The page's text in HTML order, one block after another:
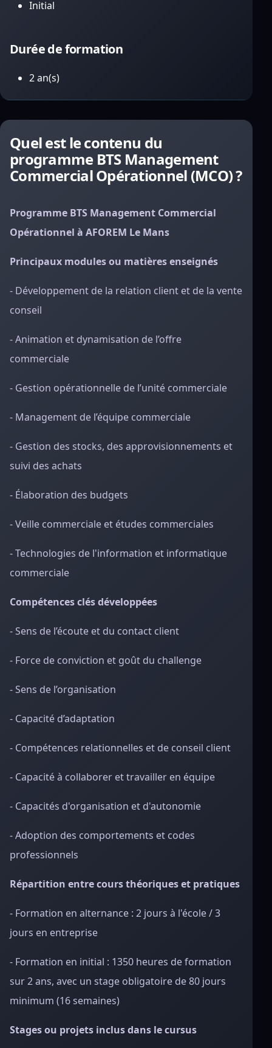
Initial
Durée de formation
2 an(s)
Quel est le contenu du
programme BTS Management
Commercial Opérationnel (MCO) ?
Programme BTS Management Commercial
Opérationnel à AFOREM Le Mans
Principaux modules ou matières enseignés
- Développement de la relation client et de la vente
conseil
- Animation et dynamisation de l’offre
commerciale
- Gestion opérationnelle de l’unité commerciale
- Management de l’équipe commerciale
- Gestion des stocks, des approvisionnements et
suivi des achats
- Élaboration des budgets
- Veille commerciale et études commerciales
- Technologies de l'information et informatique
commerciale
Compétences clés développées
- Sens de l’écoute et du contact client
- Force de conviction et goût du challenge
- Sens de l’organisation
- Capacité d’adaptation
- Compétences relationnelles et de conseil client
- Capacité à collaborer et travailler en équipe
- Capacités d'organisation et d'autonomie
- Adoption des comportements et codes
professionnels
Répartition entre cours théoriques et pratiques
- Formation en alternance : 2 jours à l'école / 3
jours en entreprise
- Formation en initial : 1350 heures de formation
sur 2 ans, avec un stage obligatoire de 80 jours
minimum (16 semaines)
Stages ou projets inclus dans le cursus